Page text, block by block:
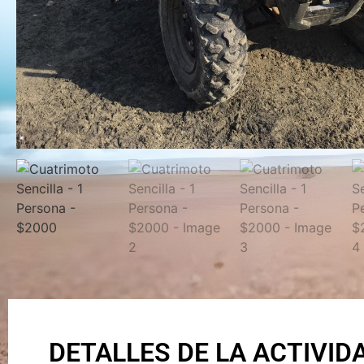
DETALLES DE LA